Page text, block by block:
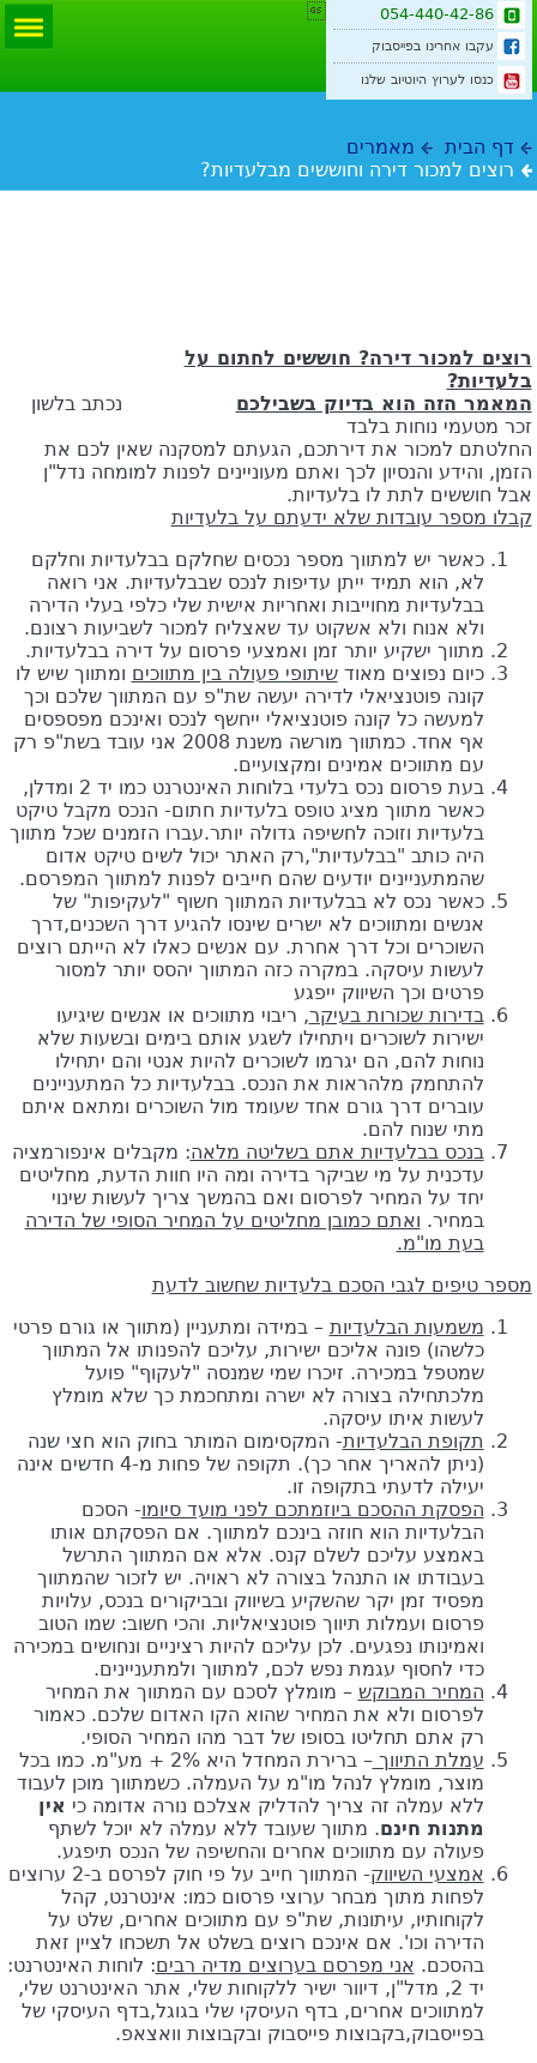
054-440-42-86
עקבו אחרינו בפייסבוק
כנסו לערוץ היוטיוב שלנו
דף הבית
מאמרים
רוצים למכור דירה וחוששים מבלעדיות?
רוצים למכור דירה? חוששים לחתום על
בלעדיות?
המאמר הזה הוא בדיוק בשבילכם נכתב בלשון
זכר מטעמי נוחות בלבד
החלטתם למכור את דירתכם, הגעתם למסקנה שאין לכם את
הזמן, והידע והנסיון לכך ואתם מעוניינים לפנות למומחה נדל"ן
אבל חוששים לתת לו בלעדיות.
קבלו מספר עובדות שלא ידעתם על בלעדיות
כאשר יש למתווך מספר נכסים שחלקם בבלעדיות וחלקם
לא, הוא תמיד ייתן עדיפות לנכס שבבלעדיות. אני רואה
בבלעדיות מחוייבות ואחריות אישית שלי כלפי בעלי הדירה
ולא אנוח ולא אשקוט עד שאצליח למכור לשביעות רצונם.
מתווך ישקיע יותר זמן ואמצעי פרסום על דירה בבלעדיות.
כיום נפוצים מאודשיתופי פעולה בין מתווכים ומתווך שיש לו
קונה פוטנציאלי לדירה יעשה שת"פ עם המתווך שלכם וכך
למעשה כל קונה פוטנציאלי ייחשף לנכס ואינכם מפספסים
אף אחד. כמתווך מורשה משנת 2008 אני עובד בשת"פ רק
עם מתווכים אמינים ומקצועיים.
בעת פרסום נכס בלעדי בלוחות האינטרנט כמו יד 2 ומדלן,
כאשר מתווך מציג טופס בלעדיות חתום- הנכס מקבל טיקט
בלעדיות וזוכה לחשיפה גדולה יותר.עברו הזמנים שכל מתווך
היה כותב "בבלעדיות",רק האתר יכול לשים טיקט אדום
שהמתעניינים יודעים שהם חייבים לפנות למתווך המפרסם.
כאשר נכס לא בבלעדיות המתווך חשוף "לעקיפות" של
אנשים ומתווכים לא ישרים שינסו להגיע דרך השכנים,דרך
השוכרים וכל דרך אחרת. עם אנשים כאלו לא הייתם רוצים
לעשות עיסקה. במקרה כזה המתווך יהסס יותר למסור
פרטים וכך השיווק ייפגע
בדירות שכורות בעיקר, ריבוי מתווכים או אנשים שיגיעו
ישירות לשוכרים ויתחילו לשגע אותם בימים ובשעות שלא
נוחות להם, הם יגרמו לשוכרים להיות אנטי והם יתחילו
להתחמק מלהראות את הנכס. בבלעדיות כל המתעניינים
עוברים דרך גורם אחד שעומד מול השוכרים ומתאם איתם
מתי שנוח להם.
בנכס בבלעדיות אתם בשליטה מלאה: מקבלים אינפורמציה
עדכנית על מי שביקר בדירה ומה היו חוות הדעת, מחליטים
יחד על המחיר לפרסום ואם בהמשך צריך לעשות שינוי
במחיר. ואתם כמובן מחליטים על המחיר הסופי של הדירה
בעת מו"מ.
מספר טיפים לגבי הסכם בלעדיות שחשוב לדעת
משמעות הבלעדיות – במידה ומתעניין (מתווך או גורם פרטי
כלשהו) פונה אליכם ישירות, עליכם להפנותו אל המתווך
שמטפל במכירה. זיכרו שמי שמנסה "לעקוף" פועל
מלכתחילה בצורה לא ישרה ומתחכמת כך שלא מומלץ
לעשות איתו עיסקה.
תקופת הבלעדיות- המקסימום המותר בחוק הוא חצי שנה
(ניתן להאריך אחר כך). תקופה של פחות מ-4 חדשים אינה
יעילה לדעתי בתקופה זו.
הפסקת ההסכם ביוזמתכם לפני מועד סיומו- הסכם
הבלעדיות הוא חוזה בינכם למתווך. אם הפסקתם אותו
באמצע עליכם לשלם קנס. אלא אם המתווך התרשל
בעבודתו או התנהל בצורה לא ראויה. יש לזכור שהמתווך
מפסיד זמן יקר שהשקיע בשיווק ובביקורים בנכס, עלויות
פרסום ועמלות תיווך פוטנציאליות. והכי חשוב: שמו הטוב
ואמינותו נפגעים. לכן עליכם להיות רציניים ונחושים במכירה
כדי לחסוף עגמת נפש לכם, למתווך ולמתעניינים.
המחיר המבוקש – מומלץ לסכם עם המתווך את המחיר
לפרסום ולא את המחיר שהוא הקו האדום שלכם. כאמור
רק אתם תחליטו בסופו של דבר מהו המחיר הסופי.
עמלת התיווך
– ברירת המחדל היא 2% + מע"מ. כמו בכל
מוצר, מומלץ לנהל מו"מ על העמלה. כשמתווך מוכן לעבוד
ללא עמלה זה צריך להדליק אצלכם נורה אדומה כי אין
מתנות חינם. מתווך שעובד ללא עמלה לא יוכל לשתף
פעולה עם מתווכים אחרים והחשיפה של הנכס תיפגע.
אמצעי השיווק
- המתווך חייב על פי חוק לפרסם ב-2 ערוצים
לפחות מתוך מבחר ערוצי פרסום כמו: אינטרנט, קהל
לקוחותיו, עיתונות, שת"פ עם מתווכים אחרים, שלט על
הדירה וכו'. אם אינכם רוצים בשלט אל תשכחו לציין זאת
בהסכם. אני מפרסם בערוצים מדיה רבים: לוחות האינטרנט:
יד 2, מדל"ן, דיוור ישיר ללקוחות שלי, אתר האינטרנט שלי,
למתווכים אחרים, בדף העיסקי שלי בגוגל,בדף העיסקי של
בפייסבוק,בקבוצות פייסבוק ובקבוצות וואצאפ.